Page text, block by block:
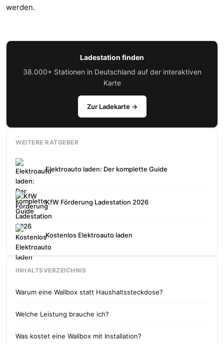
werden.
Ladestation finden
38.000+ Stationen in Deutschland auf der interaktiven
Karte
Zur Ladekarte →
WEITERE RATGEBER
Elektroauto laden: Der komplette Guide
KfW Förderung Ladestation 2026
Kostenlos Elektroauto laden
INHALTSVERZEICHNIS
Warum eine Wallbox statt Haushaltssteckdose?
Welche Leistung brauche ich?
Was kostet eine Wallbox mit Installation?